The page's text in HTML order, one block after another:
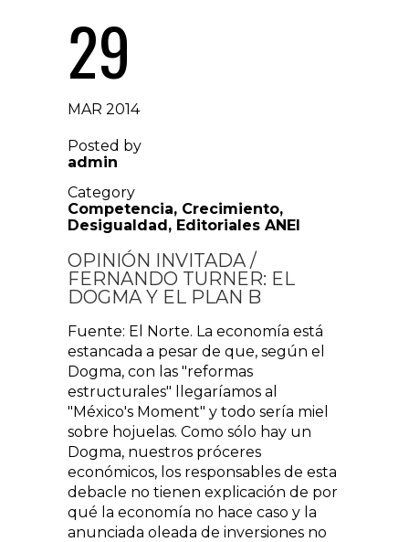
29
MAR 2014
Posted by
admin
Category
Competencia, Crecimiento,
Desigualdad, Editoriales ANEI
OPINIÓN INVITADA /
FERNANDO TURNER: EL
DOGMA Y EL PLAN B
Fuente: El Norte. La economía está
estancada a pesar de que, según el
Dogma, con las "reformas
estructurales" llegaríamos al
"México's Moment" y todo sería miel
sobre hojuelas. Como sólo hay un
Dogma, nuestros próceres
económicos, los responsables de esta
debacle no tienen explicación de por
qué la economía no hace caso y la
anunciada oleada de inversiones no